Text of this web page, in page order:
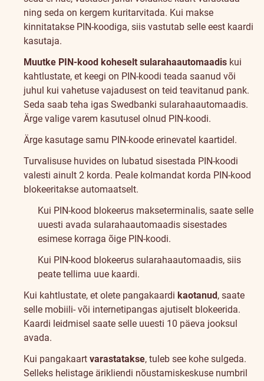
ning seda on kergem kuritarvitada. Kui makse
kinnitatakse PIN-koodiga, siis vastutab selle eest kaardi
kasutaja.
Muutke PIN-kood koheselt sularahaautomaadis kui
kahtlustate, et keegi on PIN-koodi teada saanud või
juhul kui vahetuse vajadusest on teid teavitanud pank.
Seda saab teha igas Swedbanki sularahaautomaadis.
Ärge valige varem kasutusel olnud PIN-koodi.
Ärge kasutage samu PIN-koode erinevatel kaartidel.
Turvalisuse huvides on lubatud sisestada PIN-koodi
valesti ainult 2 korda. Peale kolmandat korda PIN-kood
blokeeritakse automaatselt.
Kui PIN-kood blokeerus makseterminalis, saate selle
uuesti avada sularahaautomaadis sisestades
esimese korraga õige PIN-koodi.
Kui PIN-kood blokeerus sularahaautomaadis, siis
peate tellima uue kaardi.
Kui kahtlustate, et olete pangakaardi kaotanud, saate
selle mobiili- või internetipangas ajutiselt blokeerida.
Kaardi leidmisel saate selle uuesti 10 päeva jooksul
avada.
Kui pangakaart varastatakse, tuleb see kohe sulgeda.
Selleks helistage ärikliendi nõustamiskeskuse numbril